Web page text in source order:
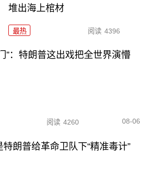
堆出海上棺材
最热 阅读 4396
”：特朗普这出戏把全世界演懵
阅读 4260 08-06
朗普给革命卫队下“精准毒计”